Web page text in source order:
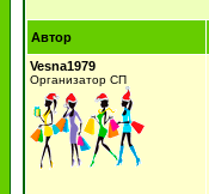
Автор
Vesna1979
Организатор СП